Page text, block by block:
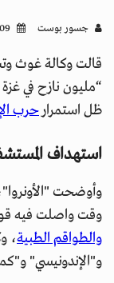
جسور بوست
قالت وكالة غوث
“مليون نازح في
ظل استمرارحرب
استهداف
وأوضحت "الأونروا"،
وقت واصلت فيه
والطواقم الطبية،
و"الإندونيسي"